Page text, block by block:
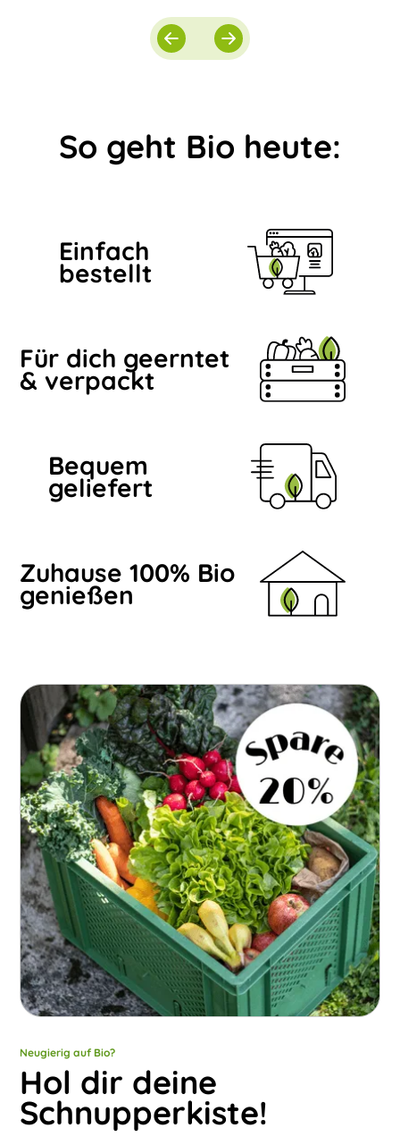
So geht Bio heute:
Einfach
bestellt
Für dich geerntet
& verpackt
Bequem
geliefert
Zuhause 100% Bio
genießen
Neugierig auf Bio?
Hol dir deine
Schnupperkiste!